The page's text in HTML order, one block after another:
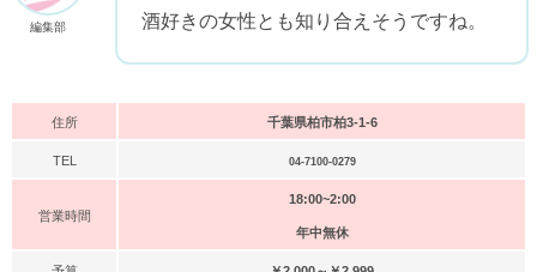
編集部
酒好きの女性とも知り合えそうですね。
住所 千葉県柏市柏3-1-6
TEL 04-7100-0279
営業時間
18:00~2:00
年中無休